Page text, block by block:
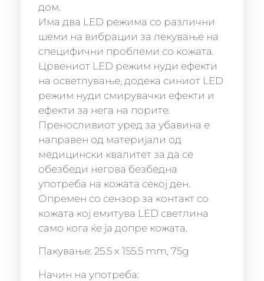
дом.
Има два LED режима со различни
шеми на вибрации за лекување на
специфични проблеми со кожата.
Црвениот LED режим нуди ефекти
на осветлување, додека синиот LED
режим нуди смирувачки ефекти и
ефекти за нега на порите.
Преносливиот уред за убавина е
направен од материјали од
медицински квалитет за да се
обезбеди негова безбедна
употреба на кожата секој ден.
Опремен со сензор за контакт со
кожата кој емитува LED светлина
само кога ќе ја допре кожата.
Пакување: 25.5 x 155.5 mm, 75g
Начин на употреба: